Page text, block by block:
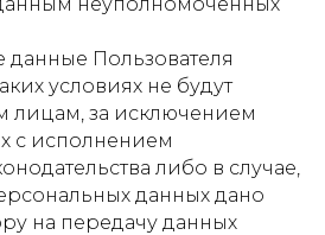
данные Пользователя
условиях не будут
лицам, за исключением
с исполнением
либо в случае,
данных дано
на передачу данных